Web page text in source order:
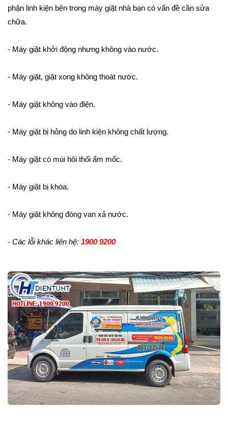
phận linh kiện bên trong máy giặt nhà bạn có vấn đề cần sửa
chữa.
- Máy giặt khởi động nhưng không vào nước.
- Máy giặt, giặt xong không thoát nước.
- Máy giặt không vào điện.
- Máy giặt bị hỏng do linh kiện không chất lượng.
- Máy giặt có mùi hôi thối ẩm mốc.
- Máy giặt bị khóa.
- Máy giặt không đóng van xả nước.
- Các lỗi khác liên hệ: 1900 9200